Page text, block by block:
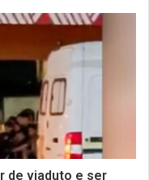
de viaduto e ser